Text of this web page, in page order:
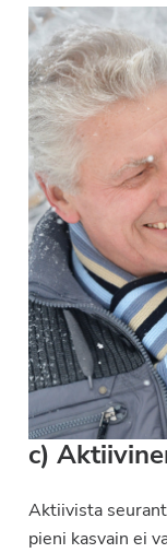
c)
Aktiivista
pieni kasvain ei